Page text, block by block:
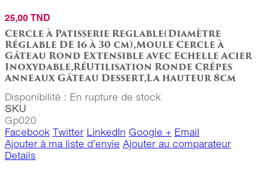
25,00 TND
Cercle à Patisserie Reglable(Diamètre
Réglable DE 16 à 30 cm),Moule Cercle à
Gâteau Rond Extensible avec Echelle Acier
Inoxydable,RéUtilisation Ronde Crêpes
Anneaux Gâteau Dessert,La hauteur 8cm
Disponibilité : En rupture de stock
SKU
Gp020
Facebook Twitter LinkedIn Google + Email
Ajouter à ma liste d’envie Ajouter au comparateur
Details